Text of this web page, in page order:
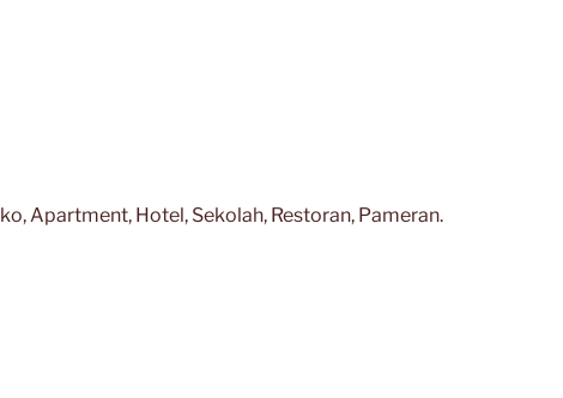
Apartment, Hotel, Sekolah, Restoran, Pameran.